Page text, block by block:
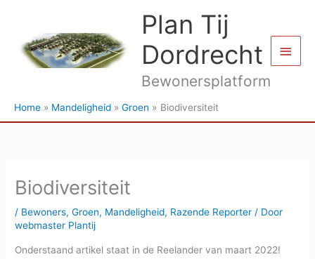
inhoud
Plan Tij
Dordrecht
Bewonersplatform
Home Mandeligheid Groen Biodiversiteit
Biodiversiteit
/ Bewoners,Groen, Mandeligheid, Razende Reporter / Door
webmaster Plantij
Onderstaand artikel staat in de Reelander van maart 2022!